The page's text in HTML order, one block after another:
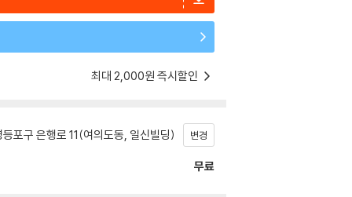
최대 2,000원 즉시할인
포구 은행로 11(여의도동, 일신빌딩) 변경
무료